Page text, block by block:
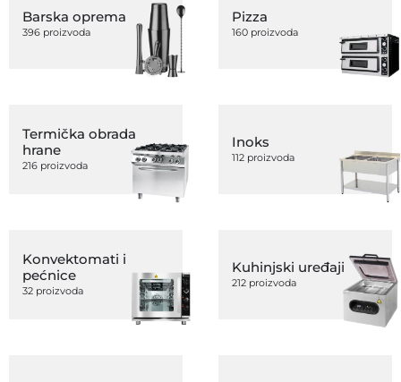
Barska oprema
396 proizvoda
Pizza
160 proizvoda
Termička obrada
hrane
216 proizvoda
Inoks
112 proizvoda
Konvektomati i
pećnice
32 proizvoda
Kuhinjski uređaji
212 proizvoda